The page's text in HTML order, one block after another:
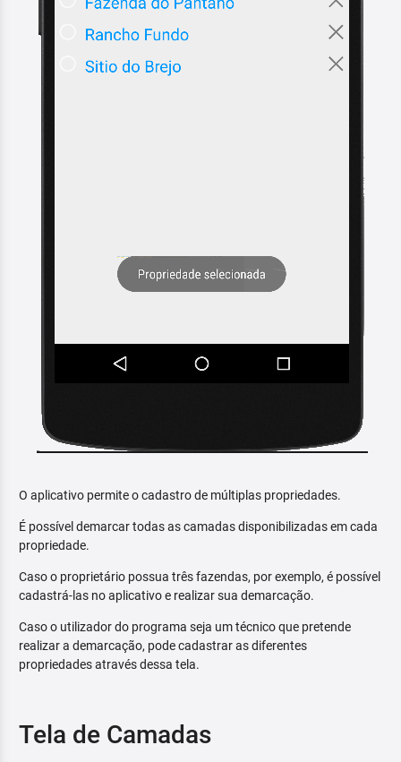
O aplicativo permite o cadastro de múltiplas propriedades.
É possível demarcar todas as camadas disponibilizadas em cada
propriedade.
Caso o proprietário possua três fazendas, por exemplo, é possível
cadastrá-las no aplicativo e realizar sua demarcação.
Caso o utilizador do programa seja um técnico que pretende
realizar a demarcação, pode cadastrar as diferentes
propriedades através dessa tela.
Tela de Camadas